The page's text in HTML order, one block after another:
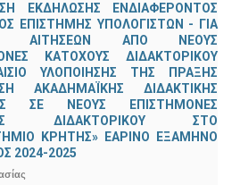
ΕΚΔΗΛΩΣΗΣ ΕΝΔΙΑΦΕΡΟΝΤΟΣ
ΕΠΙΣΤΗΜΗΣ ΥΠΟΛΟΓΙΣΤΩΝ - ΓΙΑ
ΑΙΤΗΣΕΩΝ ΑΠΟ ΝΕΟΥΣ
ΚΑΤΟΧΟΥΣ ΔΙΔΑΚΤΟΡΙΚΟΥ
ΥΛΟΠΟΙΗΣΗΣ ΤΗΣ ΠΡΑΞΗΣ
ΑΚΑΔΗΜΑΪΚΗΣ ΔΙΔΑΚΤΙΚΗΣ
ΣΕ ΝΕΟΥΣ ΕΠΙΣΤΗΜΟΝΕΣ
ΔΙΔΑΚΤΟΡΙΚΟΥ ΣΤΟ
ΚΡΗΤΗΣ» ΕΑΡΙΝΟ ΕΞΑΜΗΝΟ
2024-2025